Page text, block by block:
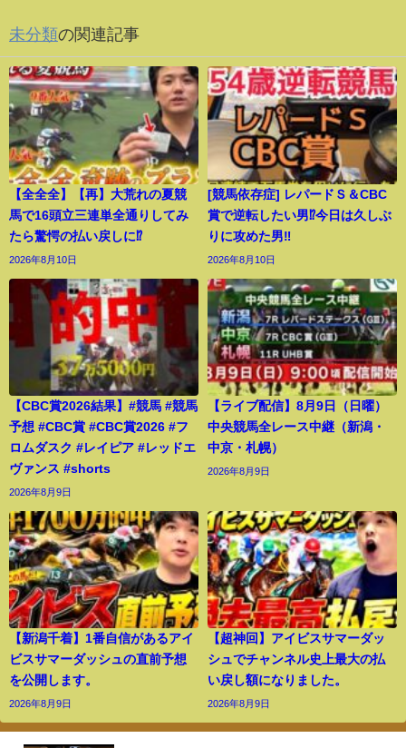
未分類の関連記事
【全全全】【再】大荒れの夏競
馬で16頭立三連単全通りしてみ
たら驚愕の払い戻しに⁉︎
2026年8月10日
[競馬依存症] レパードＳ＆CBC
賞で逆転したい男⁉️今日は久しぶ
りに攻めた男‼️
2026年8月10日
【CBC賞2026結果】#競馬 #競馬
予想 #CBC賞 #CBC賞2026 #フ
ロムダスク #レイピア #レッドエ
ヴァンス #shorts
2026年8月9日
【ライブ配信】8月9日（日曜）
中央競馬全レース中継（新潟・
中京・札幌）
2026年8月9日
【新潟千着】1番自信があるアイ
ビスサマーダッシュの直前予想
を公開します。
2026年8月9日
【超神回】アイビスサマーダッ
シュでチャンネル史上最大の払
い戻し額になりました。
2026年8月9日